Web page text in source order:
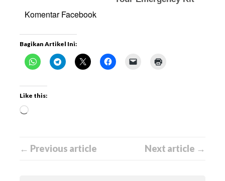
Komentar Facebook
Bagikan Artikel Ini:
Like this:
← Previous article Next article →